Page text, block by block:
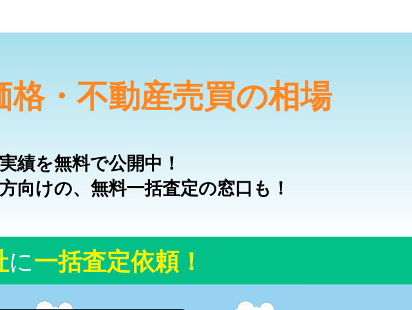
・不動産売買の相場
績を無料で公開中！
向けの、無料一括査定の窓口も！
に一括査定依頼！